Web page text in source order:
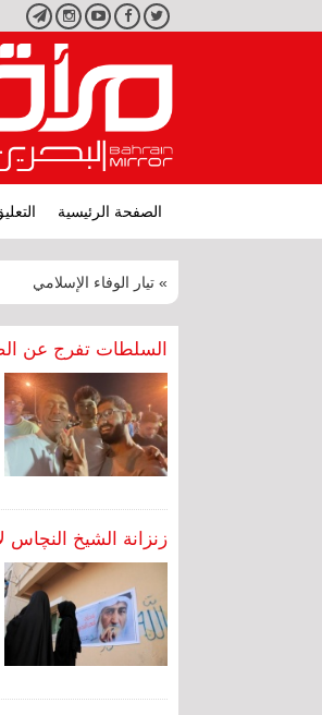
تويتر فيسبوكيوتيوبانستجرامتليجرام
الصفحة الرئيسية
» تيار الوفاء الإسلامي
السلطات تفرج عن الصحفي
زنزانة الشيخ النچاس